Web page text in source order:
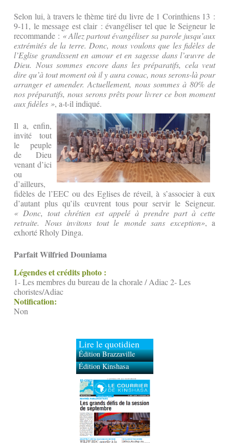
Selon lui, à travers le thème tiré du livre de 1 Corinthiens 13 :
9-11, le message est clair : évangéliser tel que le Seigneur le
recommande : « Allez partout évangéliser sa parole jusqu’aux
extrémités de la terre. Donc, nous voulons que les fidèles de
l’Eglise grandissent en amour et en sagesse dans l’œuvre de
Dieu. Nous sommes encore dans les préparatifs, cela veut
dire qu’à tout moment où il y aura couac, nous serons-là pour
arranger et amender. Actuellement, nous sommes à 80% de
nos préparatifs, nous serons prêts pour livrer ce bon moment
aux fidèles », a-t-il indiqué.
Il a, enfin,
invité tout
le peuple
de Dieu
venant d’ici
ou
d’ailleurs,
fidèles de l’EEC ou des Eglises de réveil, à s’associer à eux
d’autant plus qu’ils œuvrent tous pour servir le Seigneur.
« Donc, tout chrétien est appelé à prendre part à cette
retraite. Nous invitons tout le monde sans exception», a
exhorté Rholy Dinga.
Parfait Wilfried Douniama
Légendes et crédits photo :
1- Les membres du bureau de la chorale / Adiac 2- Les
choristes/Adiac
Notification:
Non
Lire le quotidien
Édition Brazzaville
Édition Kinshasa